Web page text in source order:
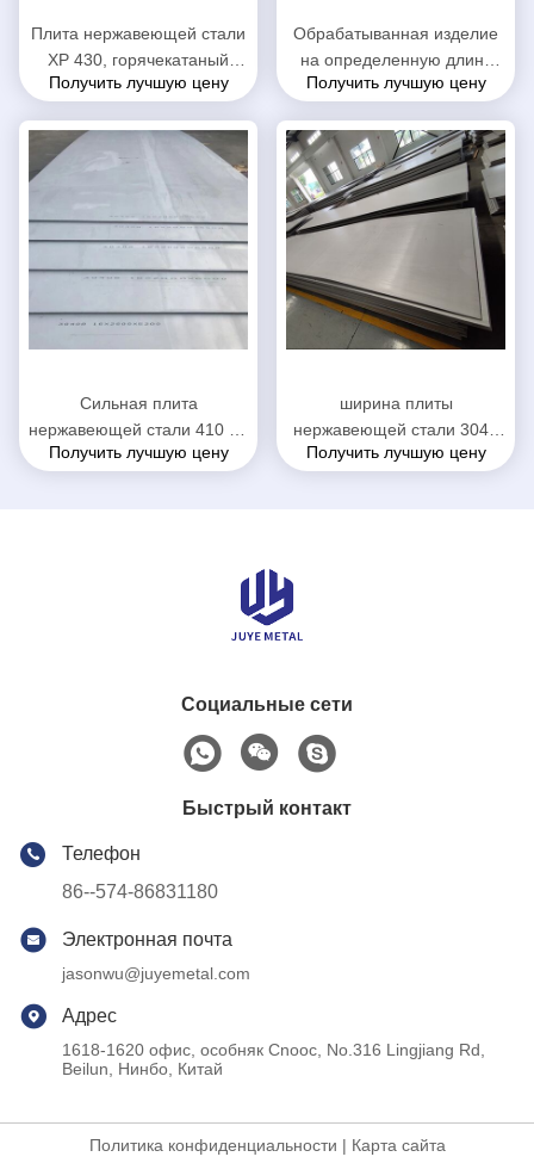
Плита нержавеющей стали
ХР 430, горячекатаный
металлический лист для
оборудования
Получить лучшую цену
Обрабатыванная изделие
на определенную длину
таможня плиты
высокой эффективности
горячекатаная
Получить лучшую цену
Сильная плита
нержавеющей стали 410 на
судоходство толщина
Получить лучшую цену
ширина плиты
нержавеющей стали 304Л
горячекатаная финиш
Получить лучшую цену
Социальные сети
Быстрый контакт
Телефон
86--574-86831180
Электронная почта
jasonwu@juyemetal.com
Адрес
1618-1620 офис, особняк Cnooc, No.316 Lingjiang Rd,
Beilun, Нинбо, Китай
Политика конфиденциальности | Карта сайта